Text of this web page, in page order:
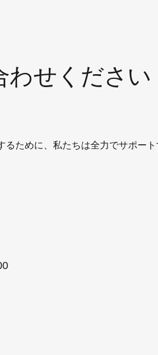
わせください
るために、私たちは全力でサポート